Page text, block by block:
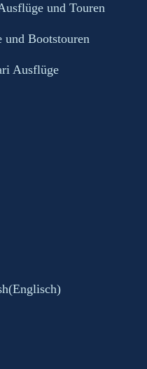
und Touren
und Bootstouren
Ausflüge
(Englisch)